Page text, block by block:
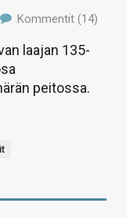
Kommentit (14)
laajan 135-
peitossa.